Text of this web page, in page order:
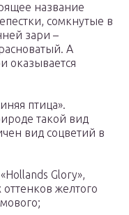
название
сомкнутые в
зари –
А
оказывается
птица».
такой вид
вид соцветий в
Glory»,
желтого